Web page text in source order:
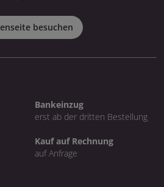
besuchen
Bankeinzug
erst ab der dritten Bestellung
Kauf auf Rechnung
auf Anfrage